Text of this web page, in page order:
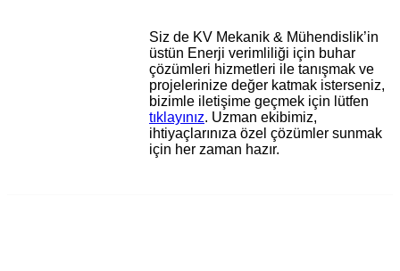
Siz de KV Mekanik & Mühendislik’in
üstün Enerji verimliliği için buhar
çözümleri hizmetleri ile tanışmak ve
projelerinize değer katmak isterseniz,
bizimle iletişime geçmek için lütfen
tıklayınız. Uzman ekibimiz,
ihtiyaçlarınıza özel çözümler sunmak
için her zaman hazır.